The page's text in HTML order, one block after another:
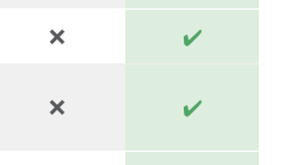
❌ ✔️
❌ ✔️